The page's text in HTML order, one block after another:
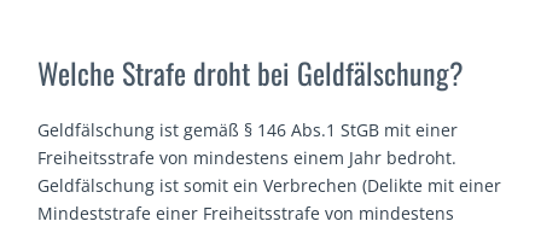
Welche Strafe droht bei Geldfälschung?
Geldfälschung ist gemäß § 146 Abs.1 StGB mit einer
Freiheitsstrafe von mindestens einem Jahr bedroht.
Geldfälschung ist somit ein Verbrechen (Delikte mit einer
Mindeststrafe einer Freiheitsstrafe von mindestens